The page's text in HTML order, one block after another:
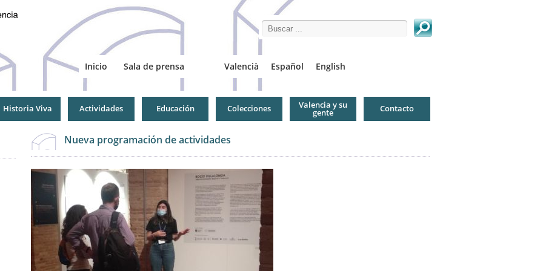
Search this site
Valencià Español English
Inicio Sala de prensa
Historia Viva Actividades Educación Colecciones Valencia y su
gente Contacto
Nueva programación de actividades